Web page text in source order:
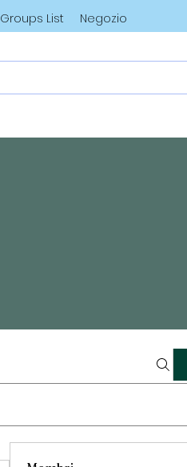
Groups List Negozio